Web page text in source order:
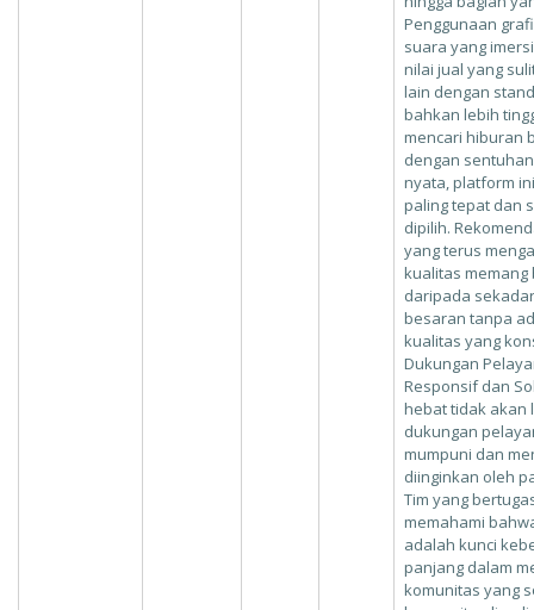
Penggunaan
suara yang
nilai jual yang
lain dengan
bahkan lebih
mencari hiburan
dengan
nyata, platform
paling tepat dan
dipilih.
yang terus
kualitas
daripada
besaran tanpa
kualitas yang
Dukungan
Responsif dan
hebat tidak akan
dukungan
mumpuni dan
diinginkan oleh
Tim yang
memahami
adalah kunci
panjang dalam
komunitas yang